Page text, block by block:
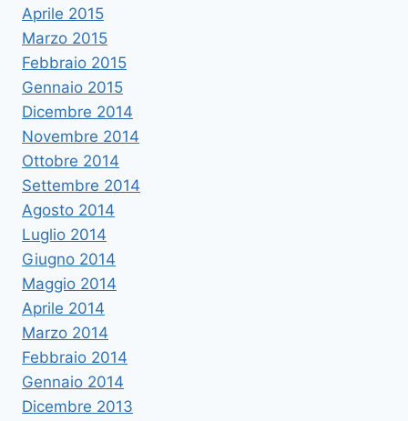
Aprile 2015
Marzo 2015
Febbraio 2015
Gennaio 2015
Dicembre 2014
Novembre 2014
Ottobre 2014
Settembre 2014
Agosto 2014
Luglio 2014
Giugno 2014
Maggio 2014
Aprile 2014
Marzo 2014
Febbraio 2014
Gennaio 2014
Dicembre 2013